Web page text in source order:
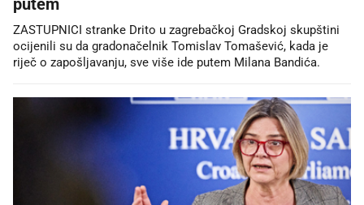
putem
ZASTUPNICI stranke Drito u zagrebačkoj Gradskoj skupštini
ocijenili su da gradonačelnik Tomislav Tomašević, kada je
riječ o zapošljavanju, sve više ide putem Milana Bandića.